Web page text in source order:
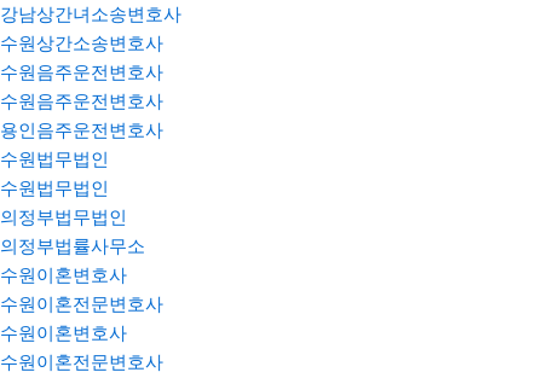
강남상간녀소송변호사
수원상간소송변호사
수원음주운전변호사
수원음주운전변호사
용인음주운전변호사
수원법무법인
수원법무법인
의정부법무법인
의정부법률사무소
수원이혼변호사
수원이혼전문변호사
수원이혼변호사
수원이혼전문변호사